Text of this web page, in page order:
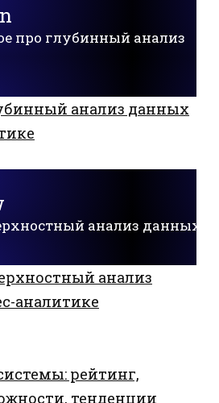
про глубинный анализ
анализ данных
анализ данных
анализ
аналитике
рейтинг,
тенденции